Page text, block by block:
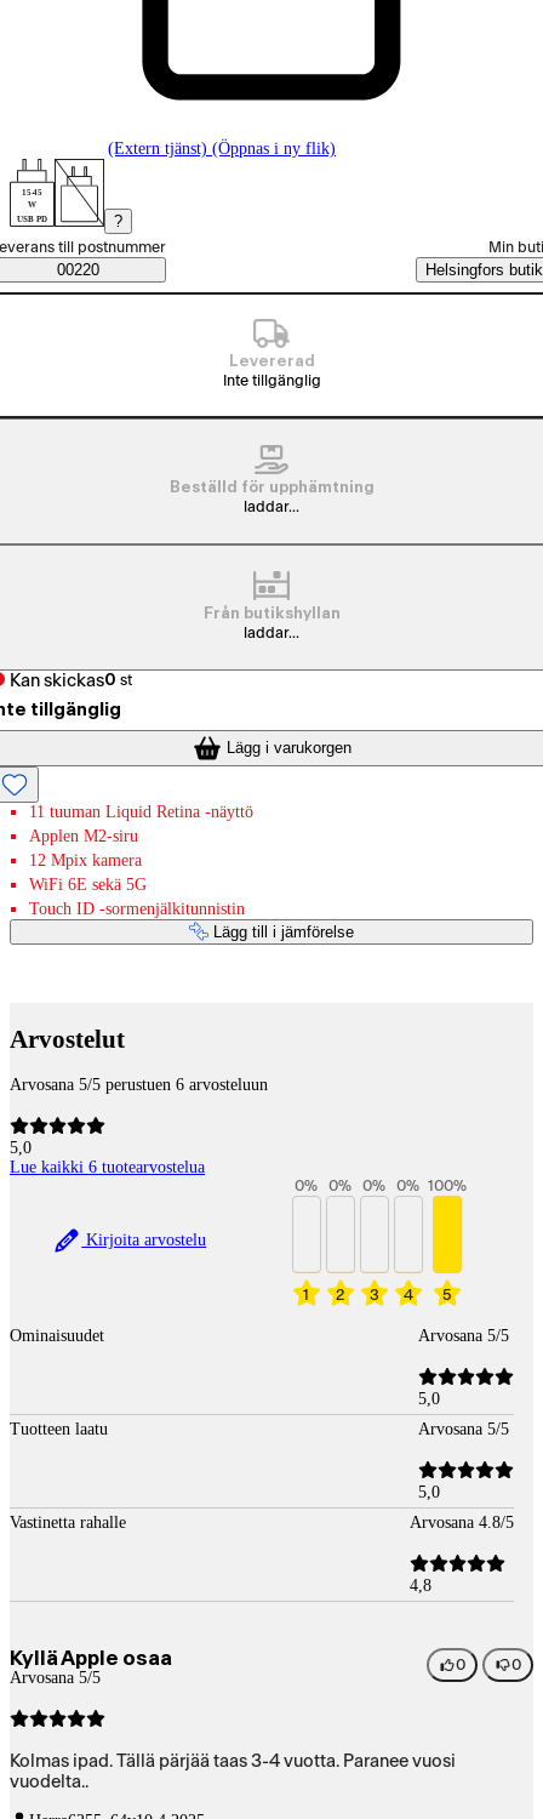
(Extern tjänst) (Öppnas i ny flik)
15-45
W
USB PD
?
Saatavuustiedot
beställningssätt
till postnummer
00220
Min
Helsingfors butik
Levererad
Inte tillgänglig
Beställd för upphämtning
laddar...
Från butikshyllan
laddar...
Kan skickas0 st
tillgänglig
Lägg i varukorgen
11 tuuman Liquid Retina -näyttö
Applen M2-siru
12 Mpix kamera
WiFi 6E sekä 5G
Touch ID -sormenjälkitunnistin
Lägg till i jämförelse
Arvostelut
Arvosana 5/5 perustuen 6 arvosteluun
5,0
Lue kaikki 6 tuotearvostelua
Kirjoita arvostelu
1
0%
2
0%
3
0%
4
0%
5
100%
Ominaisuudet Arvosana 5/5
5,0
Tuotteen laatu
Arvosana 5/5
5,0
Vastinetta rahalle
Arvosana 4.8/5
4,8
Kyllä Apple osaa
Arvosana 5/5
0 0
Kolmas ipad. Tällä pärjää taas 3-4 vuotta. Paranee vuosi
vuodelta..